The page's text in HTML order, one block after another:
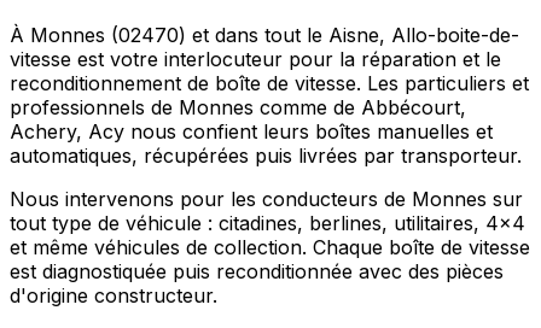
À Monnes (02470) et dans tout le Aisne, Allo-boite-de-
vitesse est votre interlocuteur pour la réparation et le
reconditionnement de boîte de vitesse. Les particuliers et
professionnels de Monnes comme de Abbécourt,
Achery, Acy nous confient leurs boîtes manuelles et
automatiques, récupérées puis livrées par transporteur.
Nous intervenons pour les conducteurs de Monnes sur
tout type de véhicule : citadines, berlines, utilitaires, 4x4
et même véhicules de collection. Chaque boîte de vitesse
est diagnostiquée puis reconditionnée avec des pièces
d'origine constructeur.